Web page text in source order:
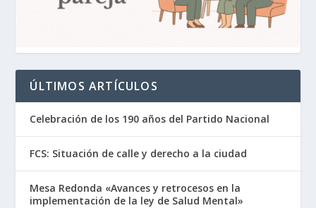
ÚLTIMOS ARTÍCULOS
Celebración de los 190 años del Partido Nacional
FCS: Situación de calle y derecho a la ciudad
Mesa Redonda «Avances y retrocesos en la
implementación de la ley de Salud Mental»